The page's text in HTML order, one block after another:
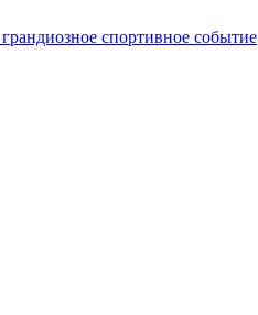
спортивное событие